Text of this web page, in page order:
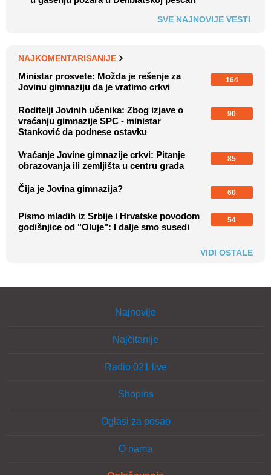
SVE NAJNOVIJE VESTI
NAJKOMENTARISANIJE
Ministar prosvete: Možda je rešenje za
Jovinu gimnaziju da je vratimo crkvi
164
Roditelji Jovinih učenika: Zbog izjave o
vraćanju gimnazije SPC - ministar
Stanković da podnese ostavku
90
Vraćanje Jovine gimnazije crkvi: Pitanje
obrazovanja ili zemljišta u centru grada
85
Čija je Jovina gimnazija? 60
Pismo mladih iz Srbije i Hrvatske povodom
godišnjice od "Oluje": I dalje smo susedi
54
VIDI OSTALE
Najnovije
Najčitanije
Radio 021 live
Shopins
Oglasi za posao
O nama